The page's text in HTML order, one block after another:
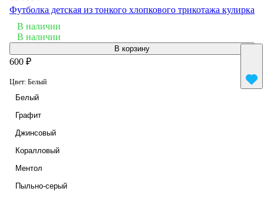
Футболка детская из тонкого хлопкового трикотажа кулирка
В наличии
В наличии
В корзину
600 ₽
Цвет: Белый
Белый
Графит
Джинсовый
Коралловый
Ментол
Пыльно-серый